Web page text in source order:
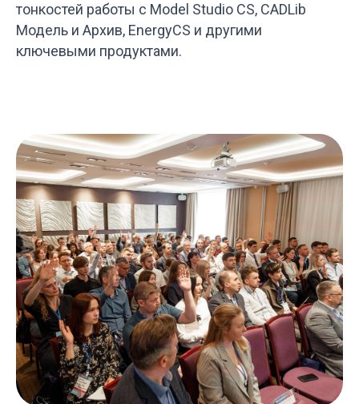
тонкостей работы с Model Studio CS, CADLib
Модель и Архив, EnergyCS и другими
ключевыми продуктами.